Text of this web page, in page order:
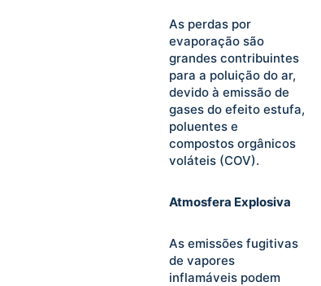
As perdas por
evaporação são
grandes contribuintes
para a poluição do ar,
devido à emissão de
gases do efeito estufa,
poluentes e
compostos orgânicos
voláteis (COV).
Atmosfera Explosiva
As emissões fugitivas
de vapores
inflamáveis podem